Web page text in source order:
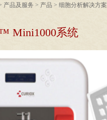
产品及服务 > 产品 > 细胞分析解决方案
Mini1000系统